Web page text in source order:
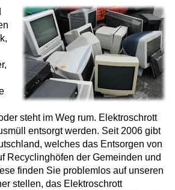
steht im Weg rum. Elektroschrott
entsorgt werden. Seit 2006 gibt
welches das Entsorgen von
Recyclinghöfen der Gemeinden und
finden Sie problemlos auf unseren
stellen, das Elektroschrott